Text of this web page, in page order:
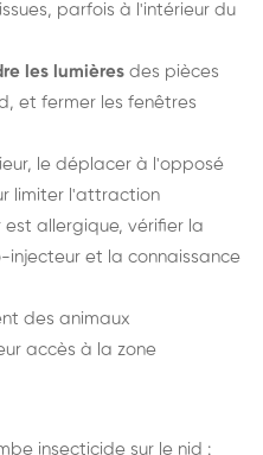
parfois à l'intérieur du
les lumières des pièces
et fermer les fenêtres
le déplacer à l'opposé
limiter l'attraction
est allergique, vérifier la
et la connaissance
des animaux
accès à la zone
insecticide sur le nid :